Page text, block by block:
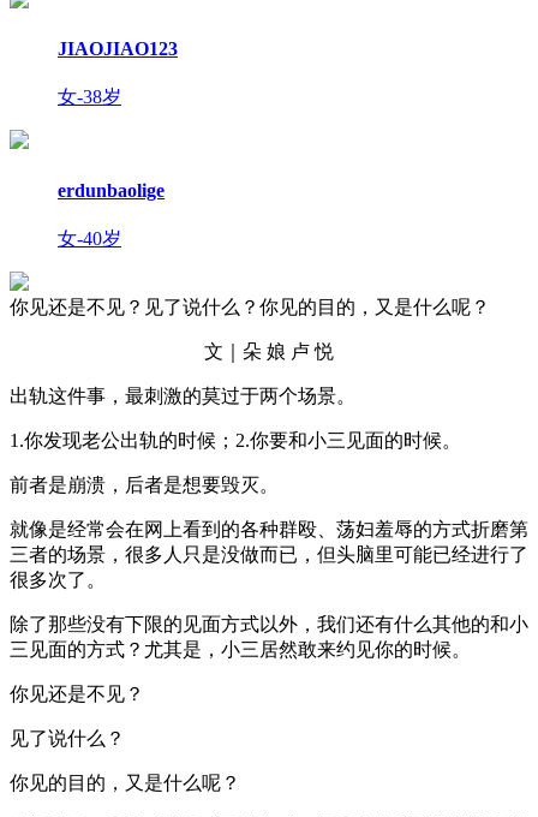
JIAOJIAO123
女-38岁
erdunbaolige
女-40岁
你见还是不见？见了说什么？你见的目的，又是什么呢？
文｜朵 娘 卢 悦
出轨这件事，最刺激的莫过于两个场景。
1.你发现老公出轨的时候；2.你要和小三见面的时候。
前者是崩溃，后者是想要毁灭。
就像是经常会在网上看到的各种群殴、荡妇羞辱的方式折磨第
三者的场景，很多人只是没做而已，但头脑里可能已经进行了
很多次了。
除了那些没有下限的见面方式以外，我们还有什么其他的和小
三见面的方式？尤其是，小三居然敢来约见你的时候。
你见还是不见？
见了说什么？
你见的目的，又是什么呢？